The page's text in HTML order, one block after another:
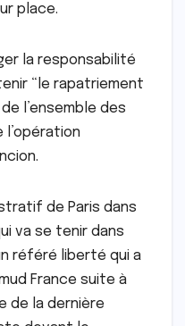
place.
la responsabilité
“le rapatriement
l’ensemble des
l’opération
de Paris dans
va se tenir dans
référé liberté qui a
France suite à
de la dernière